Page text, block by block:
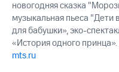
новогодняя сказка
музыкальная пьеса "Дети
для бабушки», эко-
«История одного
mts.ru